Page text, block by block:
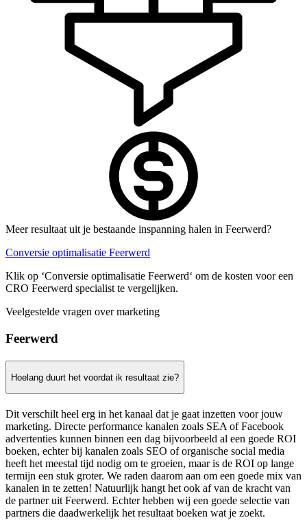
Meer resultaat uit je bestaande inspanning halen in Feerwerd?
Conversie optimalisatie Feerwerd
Klik op ‘Conversie optimalisatie Feerwerd‘ om de kosten voor een
CRO Feerwerd specialist te vergelijken.
Veelgestelde vragen over marketing
Feerwerd
Hoelang duurt het voordat ik resultaat zie?
Dit verschilt heel erg in het kanaal dat je gaat inzetten voor jouw
marketing. Directe performance kanalen zoals SEA of Facebook
advertenties kunnen binnen een dag bijvoorbeeld al een goede ROI
boeken, echter bij kanalen zoals SEO of organische social media
heeft het meestal tijd nodig om te groeien, maar is de ROI op lange
termijn een stuk groter. We raden daarom aan om een goede mix van
kanalen in te zetten! Natuurlijk hangt het ook af van de kracht van
de partner uit Feerwerd. Echter hebben wij een goede selectie van
partners die daadwerkelijk het resultaat boeken wat je zoekt.